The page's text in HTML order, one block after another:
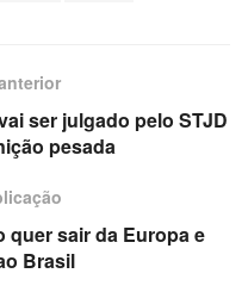
ser julgado pelo STJD
pesada
quer sair da Europa e
Brasil